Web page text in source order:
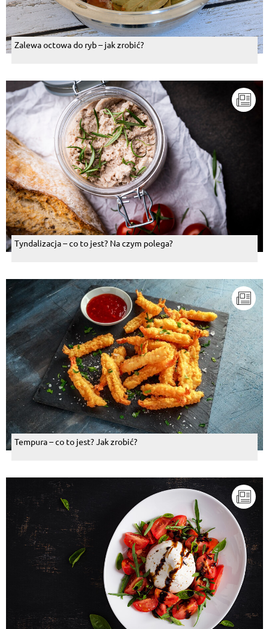
Zalewa octowa do ryb – jak zrobić?
Tyndalizacja – co to jest? Na czym polega?
Tempura – co to jest? Jak zrobić?